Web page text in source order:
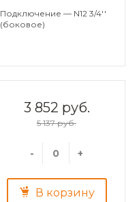
Подключение — N12 3/4''
(боковое)
3 852 руб.
5 137 руб.
- +
В корзину